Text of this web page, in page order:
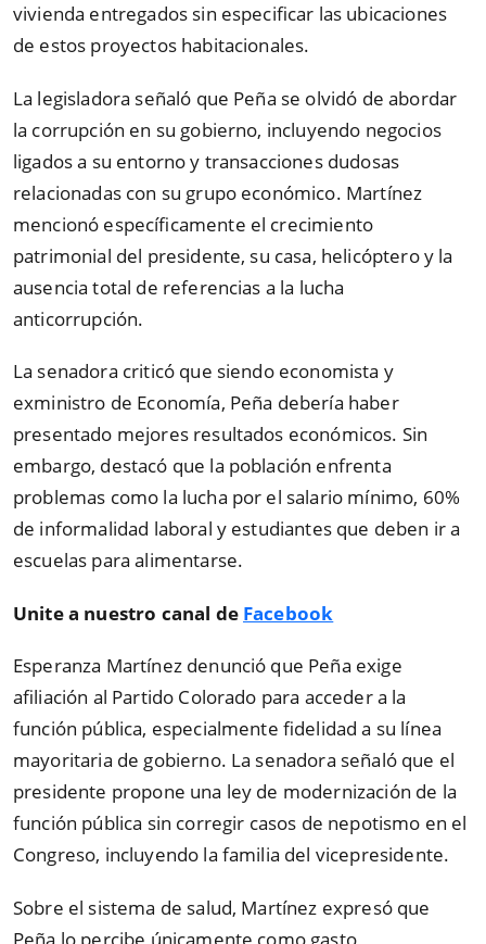
vivienda entregados sin especificar las ubicaciones
de estos proyectos habitacionales.
La legisladora señaló que Peña se olvidó de abordar
la corrupción en su gobierno, incluyendo negocios
ligados a su entorno y transacciones dudosas
relacionadas con su grupo económico. Martínez
mencionó específicamente el crecimiento
patrimonial del presidente, su casa, helicóptero y la
ausencia total de referencias a la lucha
anticorrupción.
La senadora criticó que siendo economista y
exministro de Economía, Peña debería haber
presentado mejores resultados económicos. Sin
embargo, destacó que la población enfrenta
problemas como la lucha por el salario mínimo, 60%
de informalidad laboral y estudiantes que deben ir a
escuelas para alimentarse.
Unite a nuestro canal de Facebook
Esperanza Martínez denunció que Peña exige
afiliación al Partido Colorado para acceder a la
función pública, especialmente fidelidad a su línea
mayoritaria de gobierno. La senadora señaló que el
presidente propone una ley de modernización de la
función pública sin corregir casos de nepotismo en el
Congreso, incluyendo la familia del vicepresidente.
Sobre el sistema de salud, Martínez expresó que